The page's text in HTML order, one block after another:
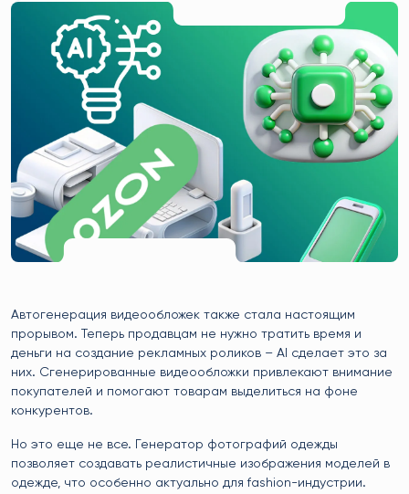
Автогенерация видеообложек также стала настоящим
прорывом. Теперь продавцам не нужно тратить время и
деньги на создание рекламных роликов – AI сделает это за
них. Сгенерированные видеообложки привлекают внимание
покупателей и помогают товарам выделиться на фоне
конкурентов.
Но это еще не все. Генератор фотографий одежды
позволяет создавать реалистичные изображения моделей в
одежде, что особенно актуально для fashion-индустрии.